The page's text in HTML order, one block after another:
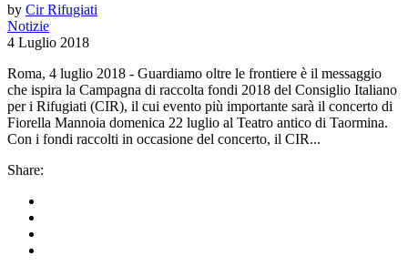
by Cir Rifugiati
Notizie
4 Luglio 2018
Roma, 4 luglio 2018 - Guardiamo oltre le frontiere è il messaggio
che ispira la Campagna di raccolta fondi 2018 del Consiglio Italiano
per i Rifugiati (CIR), il cui evento più importante sarà il concerto di
Fiorella Mannoia domenica 22 luglio al Teatro antico di Taormina.
Con i fondi raccolti in occasione del concerto, il CIR...
Share: